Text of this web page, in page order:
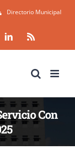
Directorio Municipal
LinkedIn
Con